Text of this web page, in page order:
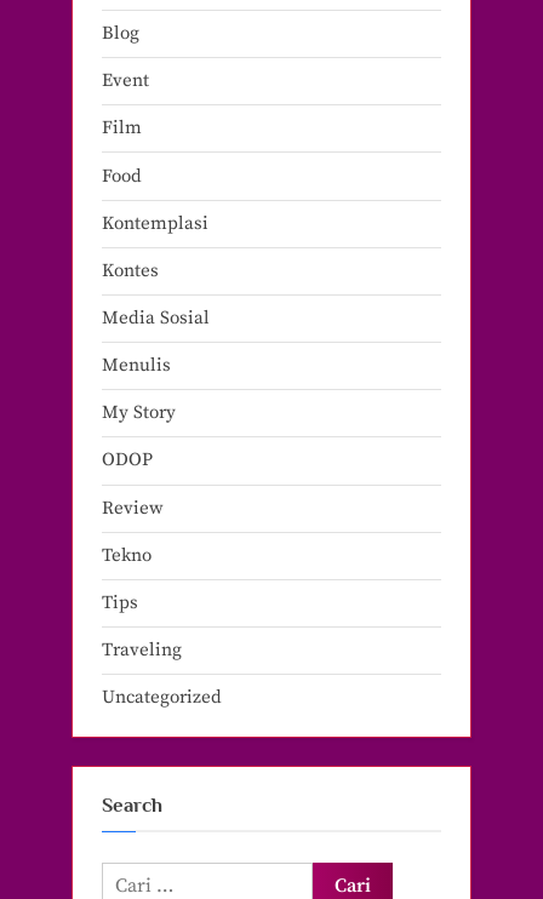
Blog
Event
Film
Food
Kontemplasi
Kontes
Media Sosial
Menulis
My Story
ODOP
Review
Tekno
Tips
Traveling
Uncategorized
Search
Cari